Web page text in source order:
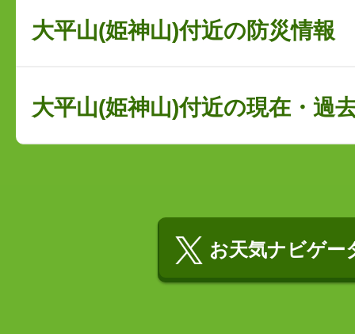
大平山(姫神山)付近の防災情報
大平山(姫神山)付近の現在・過
お天気ナビゲー